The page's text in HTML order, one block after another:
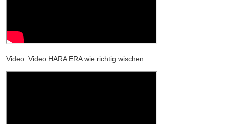
Video: Video HARA ERA wie richtig wischen